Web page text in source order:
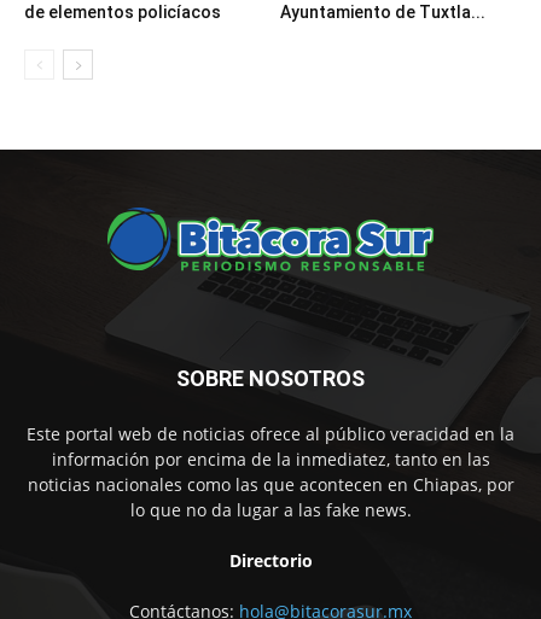
de elementos policíacos
Ayuntamiento de Tuxtla...
SOBRE NOSOTROS
Este portal web de noticias ofrece al público veracidad en la
información por encima de la inmediatez, tanto en las
noticias nacionales como las que acontecen en Chiapas, por
lo que no da lugar a las fake news.
Directorio
Contáctanos: hola@bitacorasur.mx